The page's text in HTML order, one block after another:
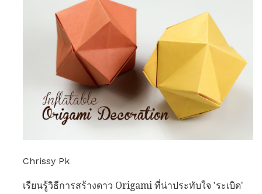
Chrissy Pk
เรียนรู้วิธีการสร้างดาว Origami ที่น่าประทับใจ 'ระเบิด'